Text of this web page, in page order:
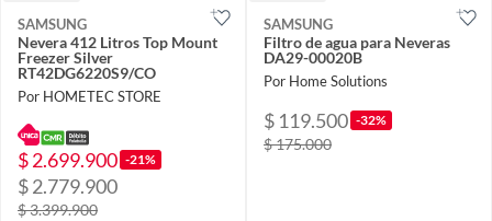
SAMSUNG
Nevera 412 Litros Top Mount
Freezer Silver
RT42DG6220S9/CO
Por HOMETEC STORE
$ 2.699.900 -21%
$ 2.779.900
$ 3.399.900
SAMSUNG
Filtro de agua para Neveras
DA29-00020B
Por Home Solutions
$ 119.500 -32%
$ 175.000